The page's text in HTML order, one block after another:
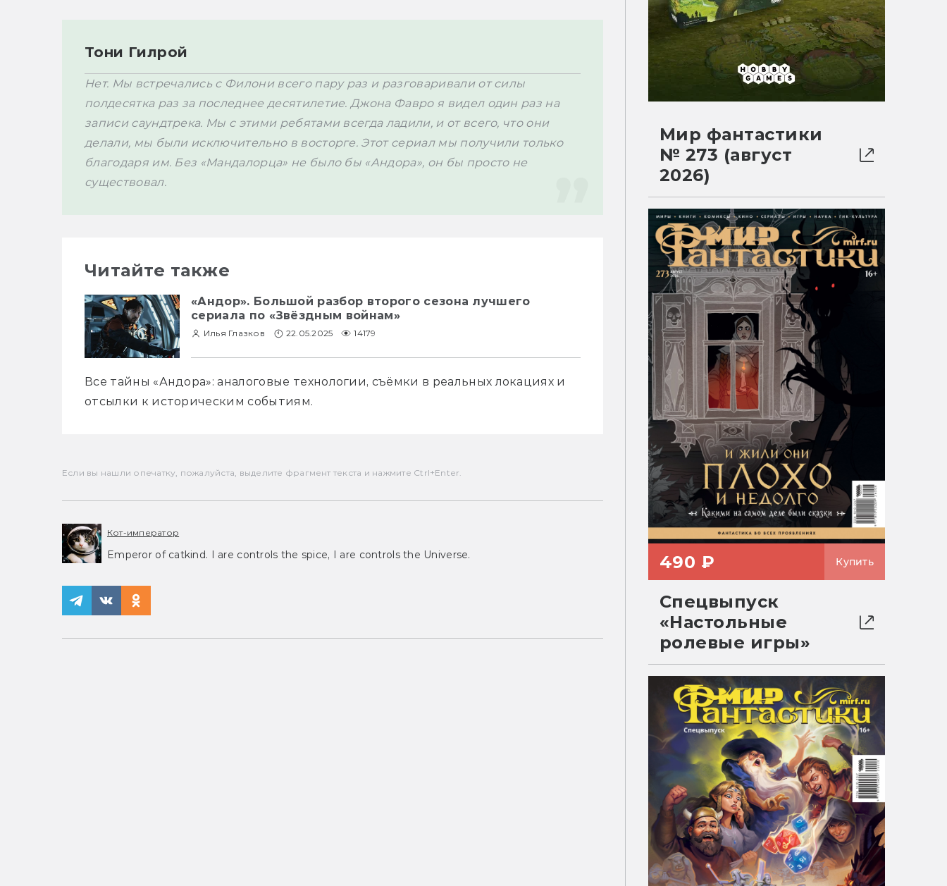
Тони Гилрой
Нет. Мы встречались с Филони всего пару раз и разговаривали от силы
полдесятка раз за последнее десятилетие. Джона Фавро я видел один раз на
записи саундтрека. Мы с этими ребятами всегда ладили, и от всего, что они
делали, мы были исключительно в восторге. Этот сериал мы получили только
благодаря им. Без «Мандалорца» не было бы «Андора», он бы просто не
существовал.
Читайте также
«Андор». Большой разбор второго сезона лучшего
сериала по «Звёздным войнам»
Илья Глазков 22.05.2025 14179
Все тайны «Андора»: аналоговые технологии, съёмки в реальных локациях и
отсылки к историческим событиям.
Если вы нашли опечатку, пожалуйста, выделите фрагмент текста и нажмите Ctrl+Enter.
Кот-император
Emperor of catkind. I are controls the spice, I are controls the Universe.
Мир фантастики
№ 273 (август
2026)
490 ₽ Купить
Спецвыпуск
«Настольные
ролевые игры»